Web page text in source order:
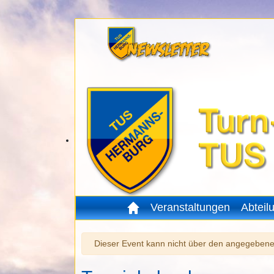
Veranstaltungen
Warnung
Dieser Event kann nicht über den